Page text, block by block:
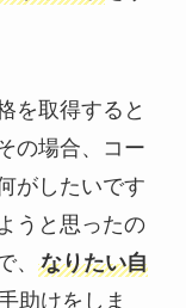
を取得すると
の場合、コー
がしたいです
うと思ったの
、 なりたい自
助けをしま